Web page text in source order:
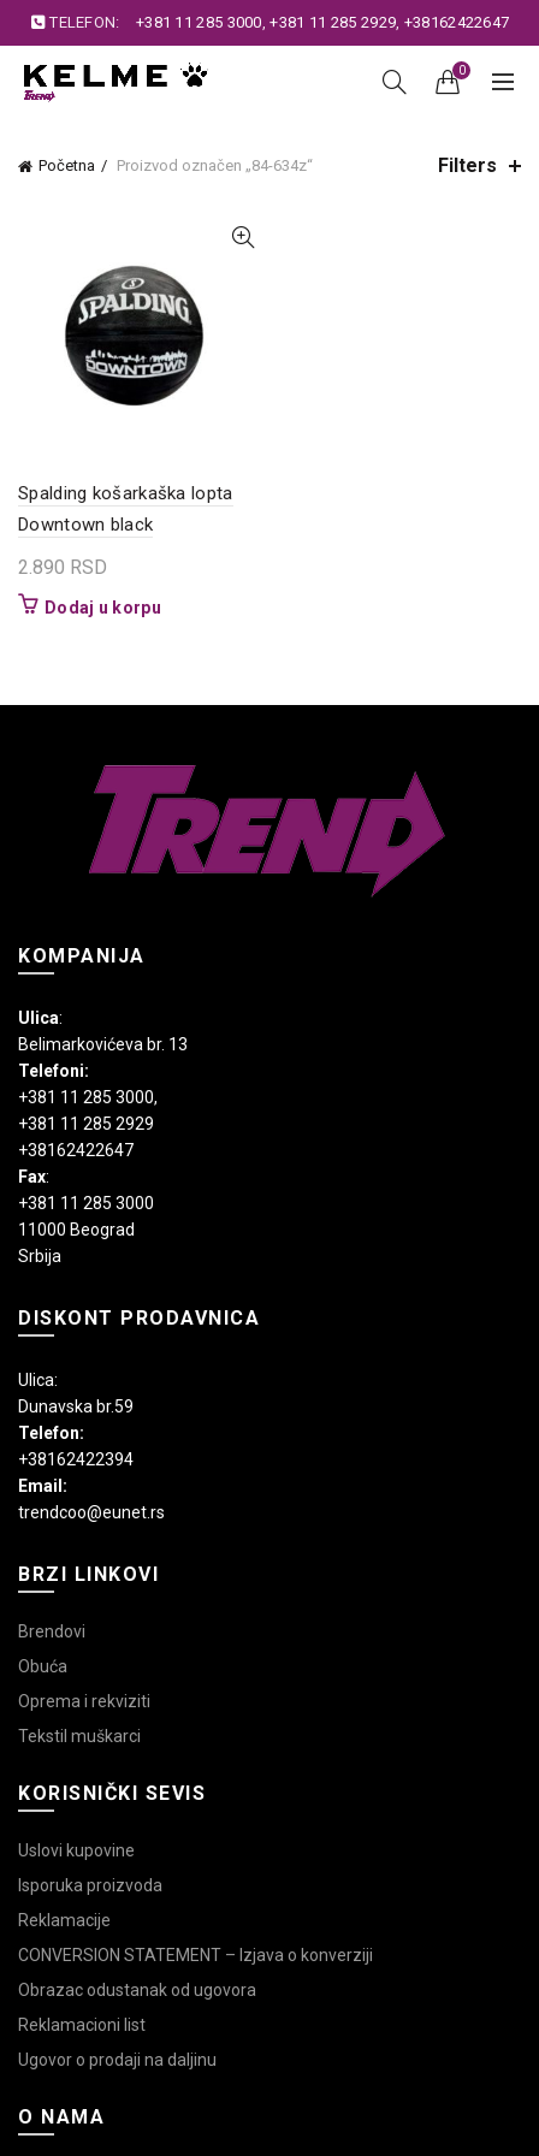
TELEFON: +381 11 285 3000,+381 11 285 2929, +38162422647
0
Početna Proizvod označen „84-634z“ Filters
Spalding košarkaška lopta
Downtown black
2.890 RSD
Dodaj u korpu
KOMPANIJA
Ulica:
Belimarkovićeva br. 13
Telefoni:
+381 11 285 3000,
+381 11 285 2929
+38162422647
Fax:
+381 11 285 3000
11000 Beograd
Srbija
DISKONT PRODAVNICA
Ulica:
Dunavska br.59
Telefon:
+38162422394
Email:
trendcoo@eunet.rs
BRZI LINKOVI
Brendovi
Obuća
Oprema i rekviziti
Tekstil muškarci
KORISNIČKI SEVIS
Uslovi kupovine
Isporuka proizvoda
Reklamacije
CONVERSION STATEMENT – Izjava o konverziji
Obrazac odustanak od ugovora
Reklamacioni list
Ugovor o prodaji na daljinu
O NAMA